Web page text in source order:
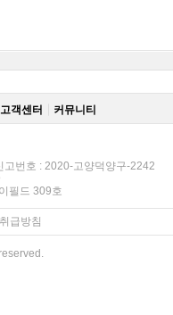
고객센터 커뮤니티
번호 : 2020-고양덕양구-2242
필드 309호
급방침